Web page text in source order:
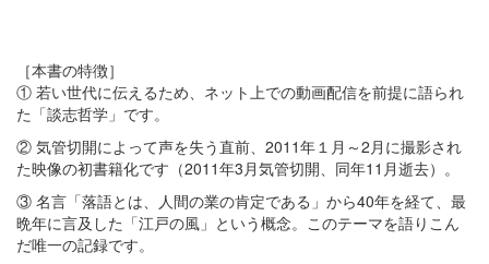
［本書の特徴］
① 若い世代に伝えるため、ネット上での動画配信を前提に語られ
た「談志哲学」です。
② 気管切開によって声を失う直前、2011年１月～2月に撮影され
た映像の初書籍化です（2011年3月気管切開、同年11月逝去）。
③ 名言「落語とは、人間の業の肯定である」から40年を経て、最
晩年に言及した「江戸の風」という概念。このテーマを語りこん
だ唯一の記録です。